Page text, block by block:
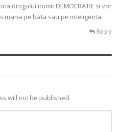
drogului numit DEMOCRATIE si vor
mana pe bata sau pe inteligenta.
Reply
will not be published.